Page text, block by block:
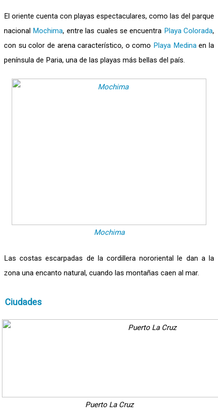
El oriente cuenta con playas espectaculares, como las del parque
nacional Mochima, entre las cuales se encuentra Playa Colorada,
con su color de arena característico, o como Playa Medinaen la
península de Paria, una de las playas más bellas del país.
Mochima
Las costas escarpadas de la cordillera nororiental le dan a la
zona una encanto natural, cuando las montañas caen al mar.
Ciudades
Puerto La Cruz